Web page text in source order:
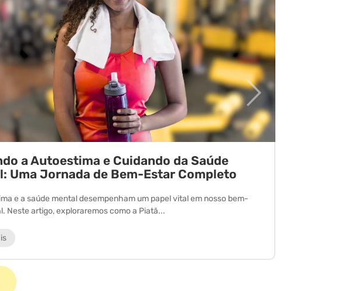
a Autoestima e Cuidando da Saúde
Uma Jornada de Bem-Estar Completo
e a saúde mental desempenham um papel vital em nosso bem-
Neste artigo, exploraremos como a Piatã...